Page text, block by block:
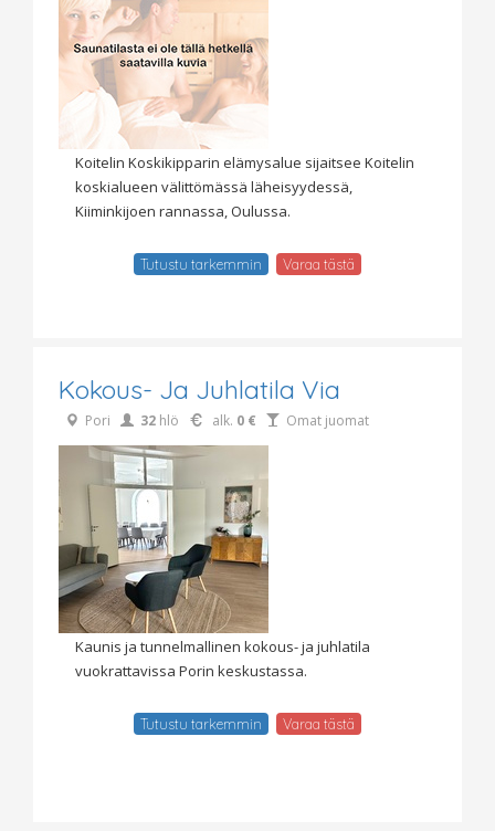
Koitelin Koskikipparin elämysalue sijaitsee Koitelin
koskialueen välittömässä läheisyydessä,
Kiiminkijoen rannassa, Oulussa.
Tutustu tarkemmin Varaa tästä
Kokous- Ja Juhlatila Via
Pori 32 hlö alk. 0 € Omat juomat
Kaunis ja tunnelmallinen kokous- ja juhlatila
vuokrattavissa Porin keskustassa.
Tutustu tarkemmin Varaa tästä